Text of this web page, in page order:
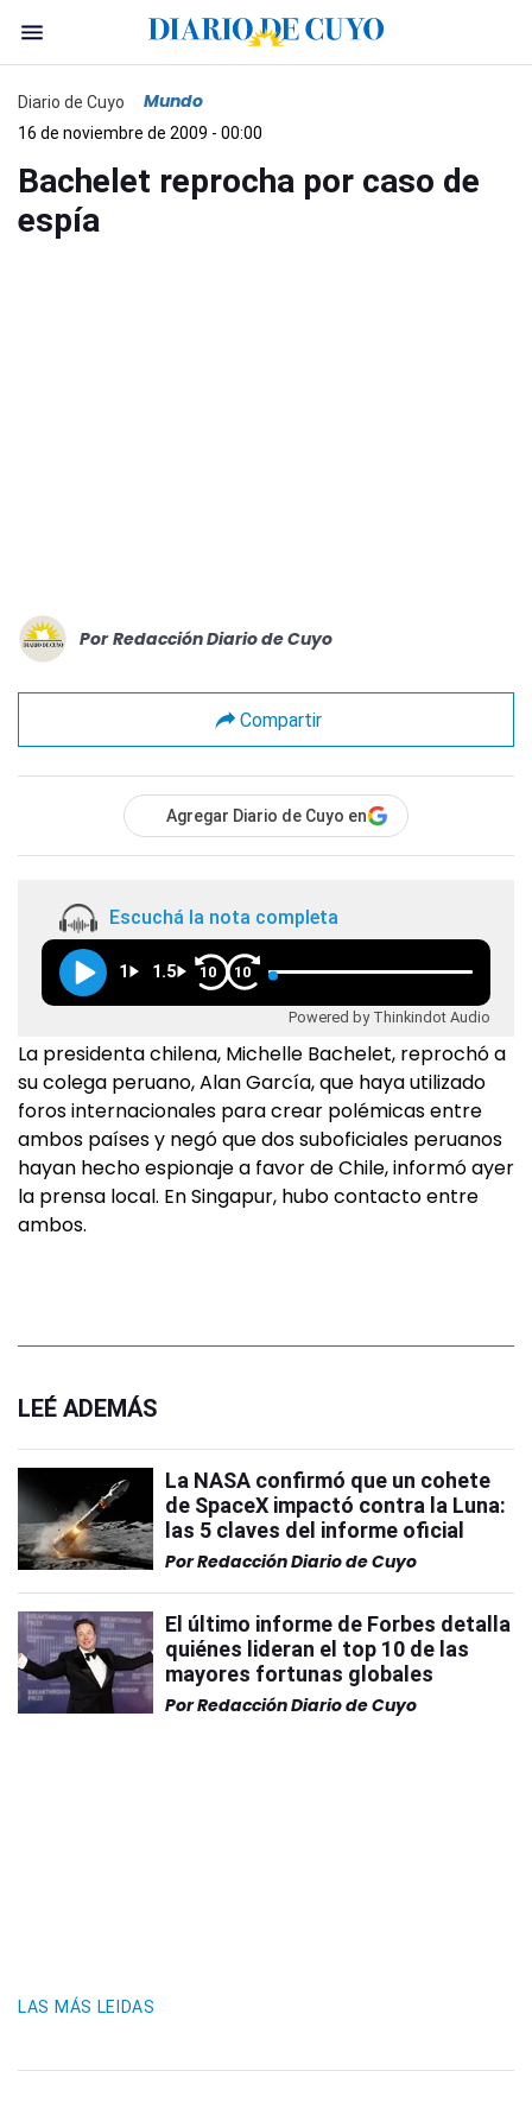
Diario de Cuyo Mundo
16 de noviembre de 2009 - 00:00
Bachelet reprocha por caso de
espía
Por Redacción Diario de Cuyo
Compartir
Agregar Diario de Cuyo en
Escuchá la nota completa
1 1.5 10 10
Powered by Thinkindot Audio
La presidenta chilena, Michelle Bachelet, reprochó a
su colega peruano, Alan García, que haya utilizado
foros internacionales para crear polémicas entre
ambos países y negó que dos suboficiales peruanos
hayan hecho espionaje a favor de Chile, informó ayer
la prensa local. En Singapur, hubo contacto entre
ambos.
LEÉ ADEMÁS
La NASA confirmó que un cohete
de SpaceX impactó contra la Luna:
las 5 claves del informe oficial
PorRedacción Diario de Cuyo
El último informe de Forbes detalla
quiénes lideran el top 10 de las
mayores fortunas globales
PorRedacción Diario de Cuyo
LAS MÁS LEIDAS